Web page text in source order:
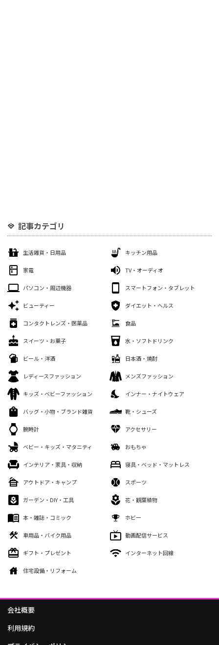
記事カテゴリ
生活雑貨・日用品 キッチン用品
家電 TV・オーディオ
パソコン・周辺機器 スマートフォン・タブレット
ビューティー ダイエット・ヘルス
コンタクトレンズ・医薬品 食品
スイーツ・お菓子 水・ソフトドリンク
ビール・洋酒 日本酒・焼酎
レディースファッション メンズファッション
キッズ・ベビーファッション インナー・ナイトウェア
バッグ・小物・ブランド雑貨 靴・シューズ
腕時計 アクセサリー
ベビー・キッズ・マタニティ おもちゃ
インテリア・家具・収納 寝具・ベッド・マットレス
アウトドア・キャンプ スポーツ
ガーデン・DIY・工具 花・観葉植物
本・雑誌・コミック ホビー
車用品・バイク用品 動画配信サービス
ギフト・プレゼント インターネット回線
住宅設備・リフォーム
会社概要
利用規約